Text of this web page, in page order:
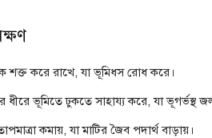
শক্ত করে রাখে, যা ভূমিধস রোধ করে।
ধীরে ভূমিতে ঢুকতে সাহায্য করে, যা ভূগর্ভস্থ
কমায়, যা মাটির জৈব পদার্থ বাড়ায়।